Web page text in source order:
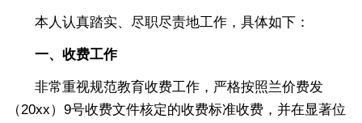
本人认真踏实、尽职尽责地工作，具体如下：
一、收费工作
非常重视规范教育收费工作，严格按照兰价费发
（20xx）9号收费文件核定的收费标准收费，并在显著位